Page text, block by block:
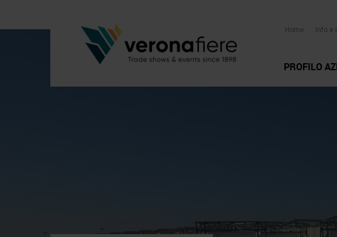
Home Info e
PROFILO